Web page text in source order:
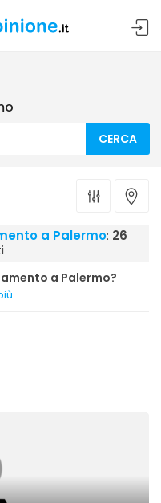
CERCA
a Palermo: 26
a Palermo?